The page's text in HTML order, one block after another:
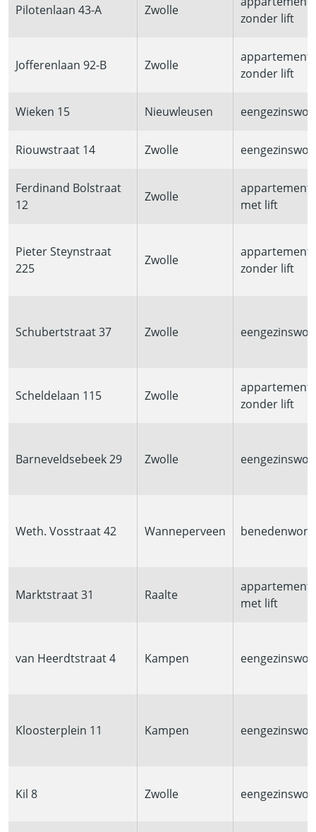
Pilotenlaan 43-A Zwolle
zonder lift
Jofferenlaan 92-B Zwolle
appartement
zonder lift
Wieken 15 Nieuwleusen
Riouwstraat 14 Zwolle
Ferdinand Bolstraat
12
Zwolle
appartement
met lift
Pieter Steynstraat
225
Zwolle
appartement
zonder lift
Schubertstraat 37 Zwolle
Scheldelaan 115 Zwolle
appartement
zonder lift
Barneveldsebeek 29 Zwolle
Weth. Vosstraat 42 Wanneperveen
Marktstraat 31 Raalte
appartement
met lift
van Heerdtstraat 4 Kampen
Kloosterplein 11 Kampen
Kil 8 Zwolle